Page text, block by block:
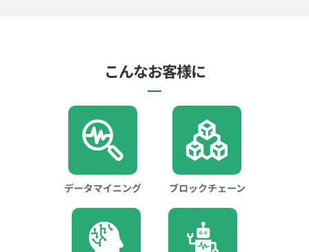
こんなお客様に
データマイニング ブロックチェーン